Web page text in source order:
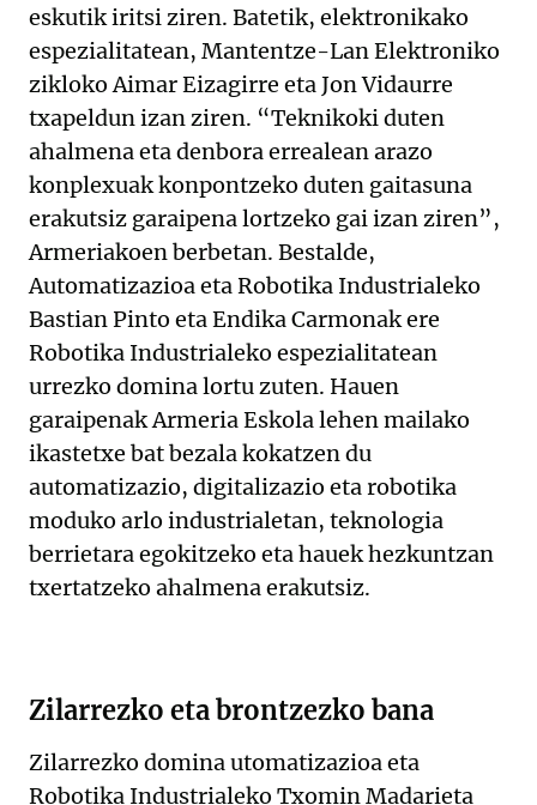
eskutik iritsi ziren. Batetik, elektronikako
espezialitatean, Mantentze-Lan Elektroniko
zikloko Aimar Eizagirre eta Jon Vidaurre
txapeldun izan ziren. “Teknikoki duten
ahalmena eta denbora errealean arazo
konplexuak konpontzeko duten gaitasuna
erakutsiz garaipena lortzeko gai izan ziren”,
Armeriakoen berbetan. Bestalde,
Automatizazioa eta Robotika Industrialeko
Bastian Pinto eta Endika Carmonak ere
Robotika Industrialeko espezialitatean
urrezko domina lortu zuten. Hauen
garaipenak Armeria Eskola lehen mailako
ikastetxe bat bezala kokatzen du
automatizazio, digitalizazio eta robotika
moduko arlo industrialetan, teknologia
berrietara egokitzeko eta hauek hezkuntzan
txertatzeko ahalmena erakutsiz.
Zilarrezko eta brontzezko bana
Zilarrezko domina utomatizazioa eta
Robotika Industrialeko Txomin Madarieta